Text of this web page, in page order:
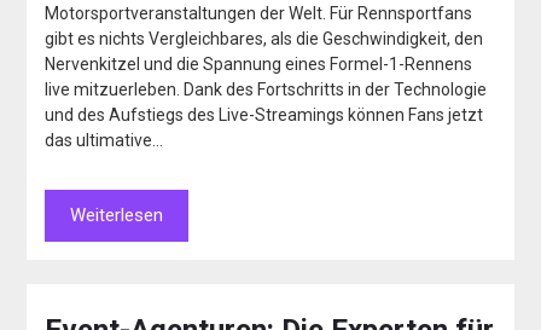
Motorsportveranstaltungen der Welt. Für Rennsportfans
gibt es nichts Vergleichbares, als die Geschwindigkeit, den
Nervenkitzel und die Spannung eines Formel-1-Rennens
live mitzuerleben. Dank des Fortschritts in der Technologie
und des Aufstiegs des Live-Streamings können Fans jetzt
das ultimative…
Weiterlesen